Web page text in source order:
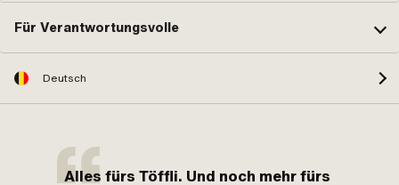
Für Verantwortungsvolle
Deutsch
Alles fürs Töffli. Und noch mehr fürs